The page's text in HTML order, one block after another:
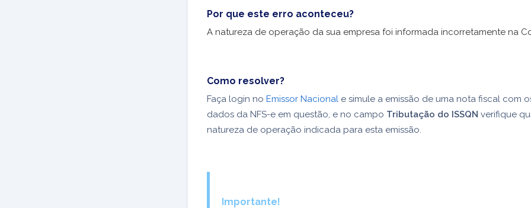
Por que este erro aconteceu?
A natureza de operação da sua empresa foi informada incorretamente na
Como resolver?
Faça login no Emissor Nacional e simule a emissão de uma nota fiscal com
dados da NFS-e em questão, e no campo Tributação do ISSQN verifique
natureza de operação indicada para esta emissão.
Importante!